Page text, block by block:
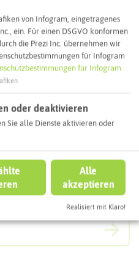
Henrichenburg
von Infogram, eingetragenes
ein. Für einen DSGVO konformen
die Prezi Inc. übernehmen wir
für Infogram
für Infogram
oder deaktivieren
Sie alle Dienste aktivieren oder
Alle
akzeptieren
Realisiert mit Klaro!